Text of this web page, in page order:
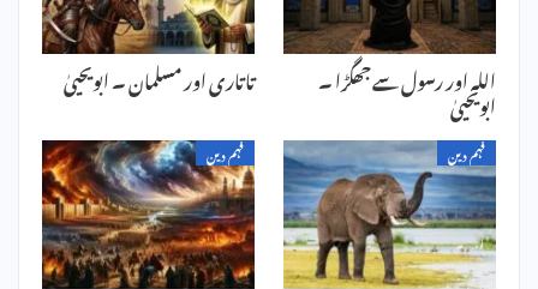
اللہ اور رسول سے جھگڑا ۔
ابویحییٰ
تاتاری اور مسلمان ۔ ابویحییٰ
فہم دین فہم دین